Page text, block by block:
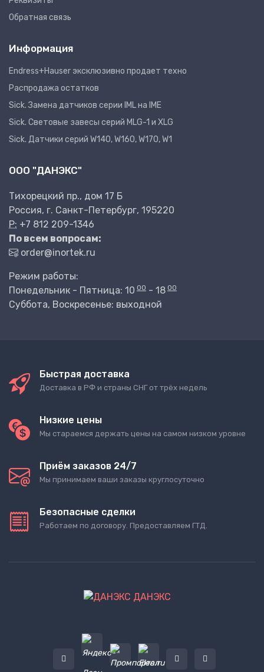
Обратная связь
Информация
Endress+Hauser эксклюзивно продает техно
Распродажа остатков
Sick. Замена датчиков серии IML на IME
Sick. Световые завесы серий MLG-1 и XLG
Sick. Датчики серий W140, W160, W170, W1
ООО "ДАНЭКС"
Тихорецкий пр., дом 17 Б
Россия, г. Санкт-Петербург, 195220
P: +7 812 209-1346
По всем вопросам:
order@inortek.ru
Режим работы:
Понедельник - Пятница: 10 00 - 18 00
Суббота, Воскресенье: выходной
Быстрая доставка
Доставка в РФ и страны СНГ от трёх недель
Низкие цены
Мы стараемся держать цены на самом низком уровне
Приём заказов 24/7
Мы принимаем ваши заказы круглосуточно
Безопасные сделки
Работаем по договору. Предоставляем ГТД.
ДАНЭКС